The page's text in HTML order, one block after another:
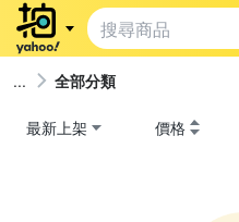
全部分類
最新上架 價格